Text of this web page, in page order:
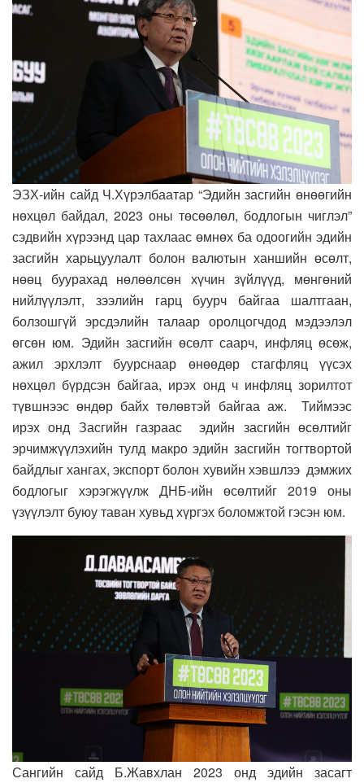
ЭЗХ-ийн сайд Ч.Хүрэлбаатар “Эдийн засгийн өнөөгийн
нөхцөл байдал, 2023 оны төсөөлөл, бодлогын чиглэл”
сэдвийн хүрээнд цар тахлаас өмнөх ба одоогийн эдийн
засгийн харьцуулалт болон валютын ханшийн өсөлт,
нөөц буурахад нөлөөлсөн хүчин зүйлүүд, мөнгөний
нийлүүлэлт, зээлийн гарц буурч байгаа шалтгаан,
болзошгүй эрсдэлийн талаар оролцогчдод мэдээлэл
өгсөн юм. Эдийн засгийн өсөлт саарч, инфляц өсөж,
ажил эрхлэлт буурснаар өнөөдөр стагфляц үүсэх
нөхцөл бүрдсэн байгаа, ирэх онд ч инфляц зорилтот
түвшнээс өндөр байх төлөвтэй байгаа аж. Тиймээс
ирэх онд Засгийн газраас эдийн засгийн өсөлтийг
эрчимжүүлэхийн тулд макро эдийн засгийн тогтвортой
байдлыг хангах, экспорт болон хувийн хэвшлээ дэмжих
бодлогыг хэрэгжүүлж ДНБ-ийн өсөлтийг 2019 оны
үзүүлэлт буюу таван хувьд хүргэх боломжтой гэсэн юм.
Сангийн сайд Б.Жавхлан 2023 онд эдийн засагт